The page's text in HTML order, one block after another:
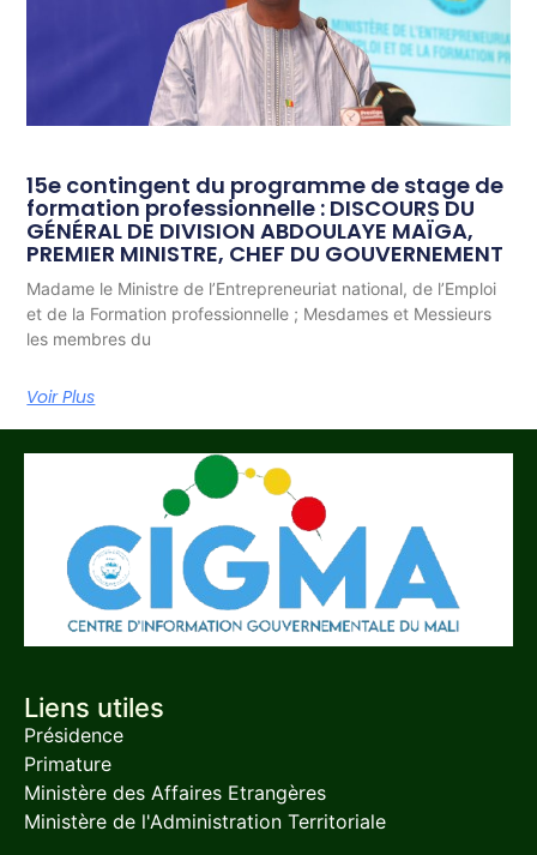
15e contingent du programme de stage de
formation professionnelle : DISCOURS DU
GÉNÉRAL DE DIVISION ABDOULAYE MAÏGA,
PREMIER MINISTRE, CHEF DU GOUVERNEMENT
Madame le Ministre de l’Entrepreneuriat national, de l’Emploi
et de la Formation professionnelle ; Mesdames et Messieurs
les membres du
Voir Plus
Liens utiles
Présidence
Primature
Ministère des Affaires Etrangères
Ministère de l'Administration Territoriale